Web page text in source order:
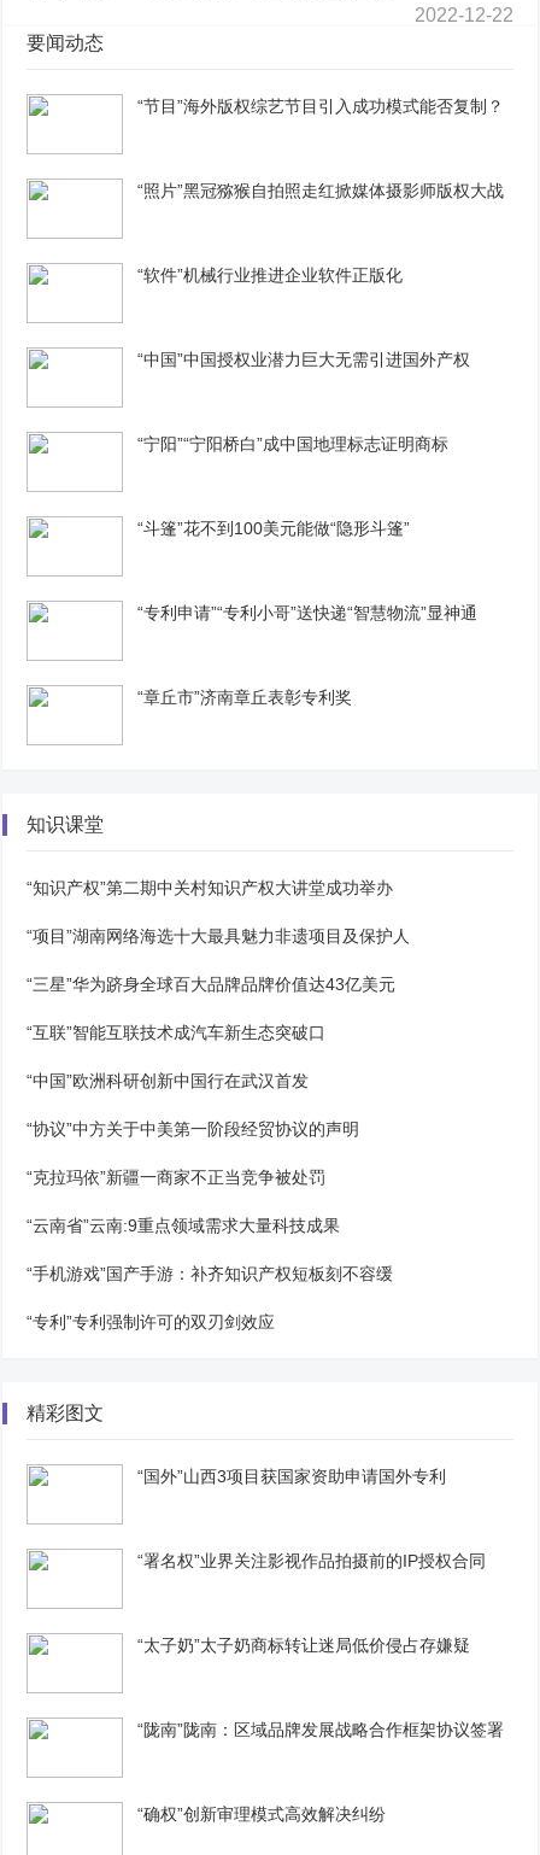
2022-12-22
要闻动态
“节目”海外版权综艺节目引入成功模式能否复制？
“照片”黑冠猕猴自拍照走红掀媒体摄影师版权大战
“软件”机械行业推进企业软件正版化
“中国”中国授权业潜力巨大无需引进国外产权
“宁阳”“宁阳桥白”成中国地理标志证明商标
“斗篷”花不到100美元能做“隐形斗篷”
“专利申请”“专利小哥”送快递“智慧物流”显神通
“章丘市”济南章丘表彰专利奖
知识课堂
“知识产权”第二期中关村知识产权大讲堂成功举办
“项目”湖南网络海选十大最具魅力非遗项目及保护人
“三星”华为跻身全球百大品牌品牌价值达43亿美元
“互联”智能互联技术成汽车新生态突破口
“中国”欧洲科研创新中国行在武汉首发
“协议”中方关于中美第一阶段经贸协议的声明
“克拉玛依”新疆一商家不正当竞争被处罚
“云南省”云南:9重点领域需求大量科技成果
“手机游戏”国产手游：补齐知识产权短板刻不容缓
“专利”专利强制许可的双刃剑效应
精彩图文
“国外”山西3项目获国家资助申请国外专利
“署名权”业界关注影视作品拍摄前的IP授权合同
“太子奶”太子奶商标转让迷局低价侵占存嫌疑
“陇南”陇南：区域品牌发展战略合作框架协议签署
“确权”创新审理模式高效解决纠纷